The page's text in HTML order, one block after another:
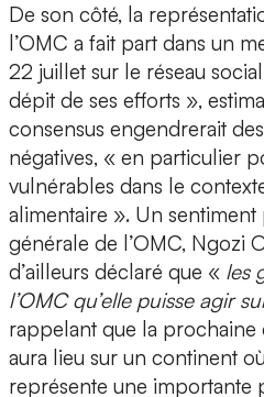
De son côté, la
l’OMC a fait part dans un
22 juillet sur le réseau
dépit de ses efforts »,
consensus engendrerait
négatives, « en particulier
vulnérables dans le
alimentaire ». Un
générale de l’OMC, Ngozi
d’ailleurs déclaré que « les
l’OMC qu’elle puisse agir
rappelant que la
aura lieu sur un continent
représente une importante